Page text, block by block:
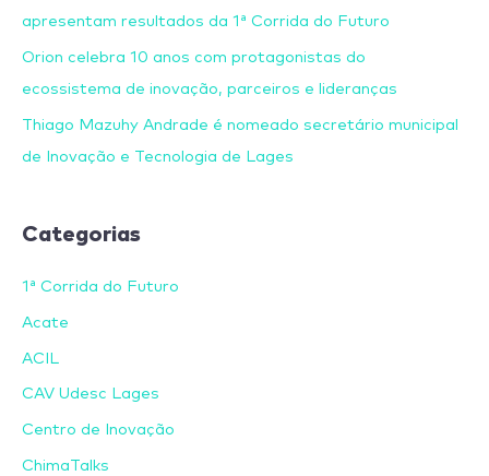
apresentam resultados da 1ª Corrida do Futuro
Orion celebra 10 anos com protagonistas do
ecossistema de inovação, parceiros e lideranças
Thiago Mazuhy Andrade é nomeado secretário municipal
de Inovação e Tecnologia de Lages
Categorias
1ª Corrida do Futuro
Acate
ACIL
CAV Udesc Lages
Centro de Inovação
ChimaTalks